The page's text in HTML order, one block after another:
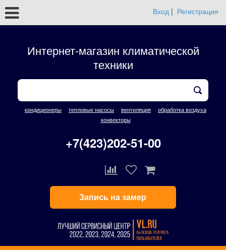
Вход | Регистрация
Интернет-магазин климатической
техники
кондиционеры тепловые насосы вентиляция
обработка воздуха
конвекторы
+7(423)202-51-00
Запись на замер